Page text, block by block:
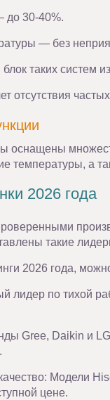
до 30-40%.
— без
таких систем
отсутствия
оснащены
температуры, а
2026 года
такие
2026 года,
лидер по тихой
Gree, Daikin и
Модели
цене.